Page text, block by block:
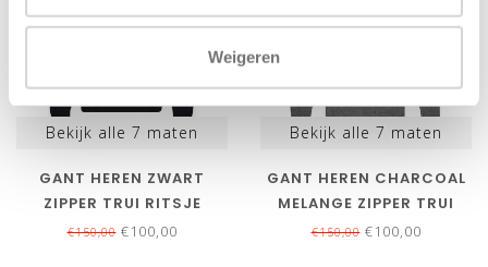
Weigeren
Bekijk alle 7 maten
GANT HEREN ZWART
ZIPPER TRUI RITSJE
SUPERFINE LAMSWOL
€150,00€100,00
Bekijk alle 7 maten
GANT HEREN CHARCOAL
MELANGE ZIPPER TRUI
RITSJE SUPERFINE
€150,00€100,00